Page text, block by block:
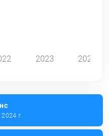
2023 2024
г.